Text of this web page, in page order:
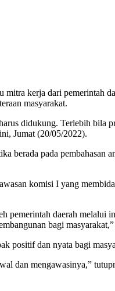
kerja dari pemerintah
masyarakat.
didukung. Terlebih bila
Jumat (20/05/2022).
berada pada pembahasan
komisi I yang
pemerintah daerah melalui
bagi
positif dan nyata bagi
dan mengawasinya,”